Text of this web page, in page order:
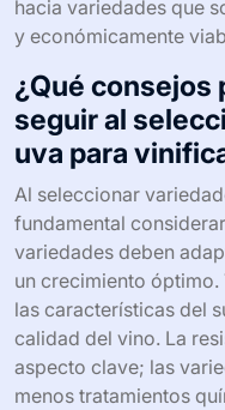
cambiantes. Por
tolerantes a la sequía.
del agua en regiones
de variedades
local. La sostenibilidad
mejorar la calidad del
manera sostenible
auténtico. En resumen,
hacia variedades que
y económicamente
¿Qué consejos
seguir al
uva para